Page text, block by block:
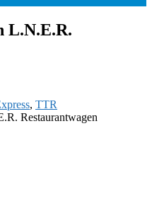
L.N.E.R.
, TTR
Restaurantwagen